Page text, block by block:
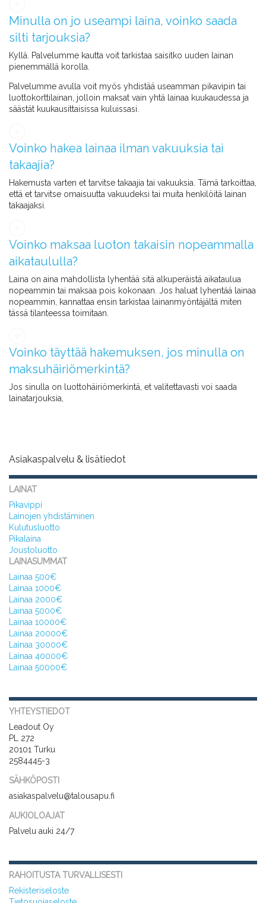
Minulla on jo useampi laina, voinko saada
silti tarjouksia?
Kyllä. Palvelumme kautta voit tarkistaa saisitko uuden lainan
pienemmällä korolla.
Palvelumme avulla voit myös yhdistää useamman pikavipin tai
luottokorttilainan, jolloin maksat vain yhtä lainaa kuukaudessa ja
säästät kuukausittaisissa kuluissasi.
Voinko hakea lainaa ilman vakuuksia tai
takaajia?
Hakemusta varten et tarvitse takaajia tai vakuuksia. Tämä tarkoittaa,
että et tarvitse omaisuutta vakuudeksi tai muita henkilöitä lainan
takaajaksi.
Voinko maksaa luoton takaisin nopeammalla
aikataululla?
Laina on aina mahdollista lyhentää sitä alkuperäistä aikataulua
nopeammin tai maksaa pois kokonaan. Jos haluat lyhentää lainaa
nopeammin, kannattaa ensin tarkistaa lainanmyöntäjältä miten
tässä tilanteessa toimitaan.
Voinko täyttää hakemuksen, jos minulla on
maksuhäiriömerkintä?
Jos sinulla on luottohäiriömerkintä, et valitettavasti voi saada
lainatarjouksia,
Asiakaspalvelu & lisätiedot
LAINAT
Pikavippi
Lainojen yhdistäminen
Kulutusluotto
Pikalaina
Joustoluotto
LAINASUMMAT
Lainaa 500€
Lainaa 1000€
Lainaa 2000€
Lainaa 5000€
Lainaa 10000€
Lainaa 20000€
Lainaa 30000€
Lainaa 40000€
Lainaa 50000€
YHTEYSTIEDOT
Leadout Oy
PL 272
20101 Turku
2584445-3
SÄHKÖPOSTI
asiakaspalvelu@talousapu.fi
AUKIOLOAJAT
Palvelu auki 24/7
RAHOITUSTA TURVALLISESTI
Rekisteriseloste